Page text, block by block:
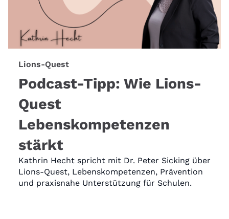
Lions-Quest
Podcast-Tipp: Wie Lions-
Quest
Lebenskompetenzen
stärkt
Kathrin Hecht spricht mit Dr. Peter Sicking über
Lions-Quest, Lebenskompetenzen, Prävention
und praxisnahe Unterstützung für Schulen.